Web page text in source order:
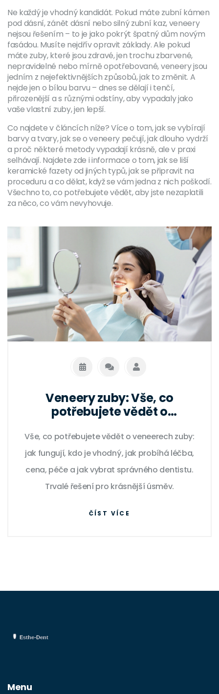
Ne každý je vhodný kandidát. Pokud máte zubní kámen
pod dásní, zánět dásní nebo silný zubní kaz, veneery
nejsou řešením – to je jako pokrýt špatný dům novým
fasádou. Musíte nejdřív opravit základy. Ale pokud
máte zuby, které jsou zdravé, jen trochu zbarvené,
nepravidelné nebo mírně opotřebované, veneery jsou
jedním z nejefektivnějších způsobů, jak to změnit. A
nejde jen o bílou barvu – dnes se dělají i tenčí,
přirozenější a s různými odstíny, aby vypadaly jako
vaše vlastní zuby, jen lepší.
Co najdete v článcích níže? Více o tom, jak se vybírají
barvy a tvary, jak se o veneery pečují, jak dlouho vydrží
a proč některé metody vypadají krásně, ale v praxi
selhávají. Najdete zde i informace o tom, jak se liší
keramické fazety od jiných typů, jak se připravit na
proceduru a co dělat, když se vám jedna z nich poškodí.
Všechno to, co potřebujete vědět, aby jste nezaplatili
za něco, co vám nevyhovuje.
Veneery zuby: Vše, co
potřebujete vědět o
Vše, co potřebujete vědět o veneerech zuby:
jak fungují, kdo je vhodný, jak probíhá léčba,
cena, péče a jak vybrat správného dentistu.
Trvalé řešení pro krásnější úsměv.
ČÍST VÍCE
Menu